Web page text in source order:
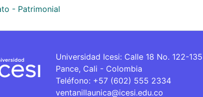
- Patrimonial
Universidad Icesi: Calle 18 No. 122-135
Pance, Cali - Colombia
Teléfono: +57 (602) 555 2334
ventanillaunica@icesi.edu.co